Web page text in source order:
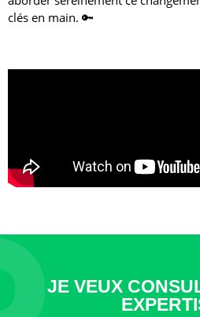
clés en main. 🔑
JE VEUX